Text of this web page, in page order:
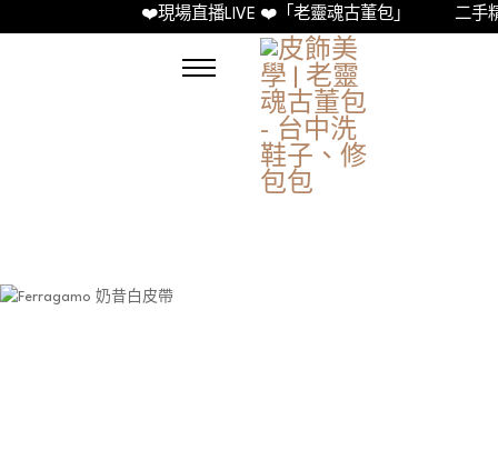
❤️現場直播LIVE ❤️「老靈魂古董包」 二手